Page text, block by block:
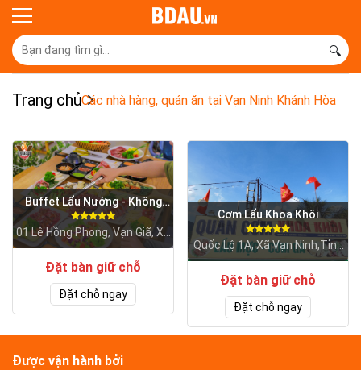
🔍
Trang chủCác nhà hàng, quán ăn tại Vạn Ninh Khánh Hòa
Buffet Lẩu Nướng - Không
Khói VICTORY
01 Lê Hồng Phong, Vạn Giã, Xã
Vạn Ninh,Tỉnh Khánh Hòa
Đặt bàn giữ chỗ
Đặt chỗ ngay
Cơm Lẩu Khoa Khôi
Quốc Lộ 1A, Xã Vạn Ninh,Tỉnh
Khánh Hòa
Đặt bàn giữ chỗ
Đặt chỗ ngay
Được vận hành bởi